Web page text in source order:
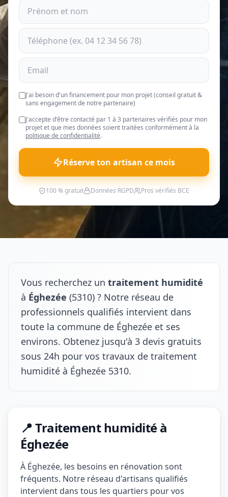
J'ai besoin d'un financement pour mon projet (conseil gratuit &
sans engagement de notre partenaire)
J'accepte d'être contacté par 1 à 3 partenaires vérifiés pour mon
projet et que mes données soient traitées conformément à la
politique de confidentialité.
Réserve ton artisan ce mois
100 % gratuit Données RGPD Pros vérifiés BCE
Vous recherchez un traitement humidité
à Éghezée (5310) ? Notre réseau de
professionnels qualifiés intervient dans
toute la commune de Éghezée et ses
environs. Obtenez jusqu'à 3 devis gratuits
sous 24h pour vos travaux de traitement
humidité à Éghezée 5310.
📍 Traitement humidité à
Éghezée
À Éghezée, les besoins en rénovation sont
fréquents. Notre réseau d'artisans qualifiés
intervient dans tous les quartiers pour vos